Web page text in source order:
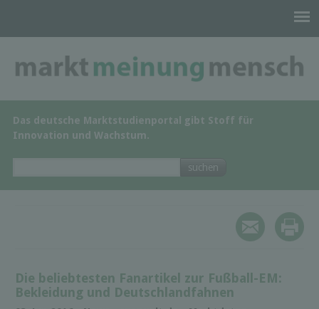
Das deutsche Marktstudienportal gibt Stoff für
Innovation und Wachstum.
Die beliebtesten Fanartikel zur Fußball-EM:
Bekleidung und Deutschlandfahnen